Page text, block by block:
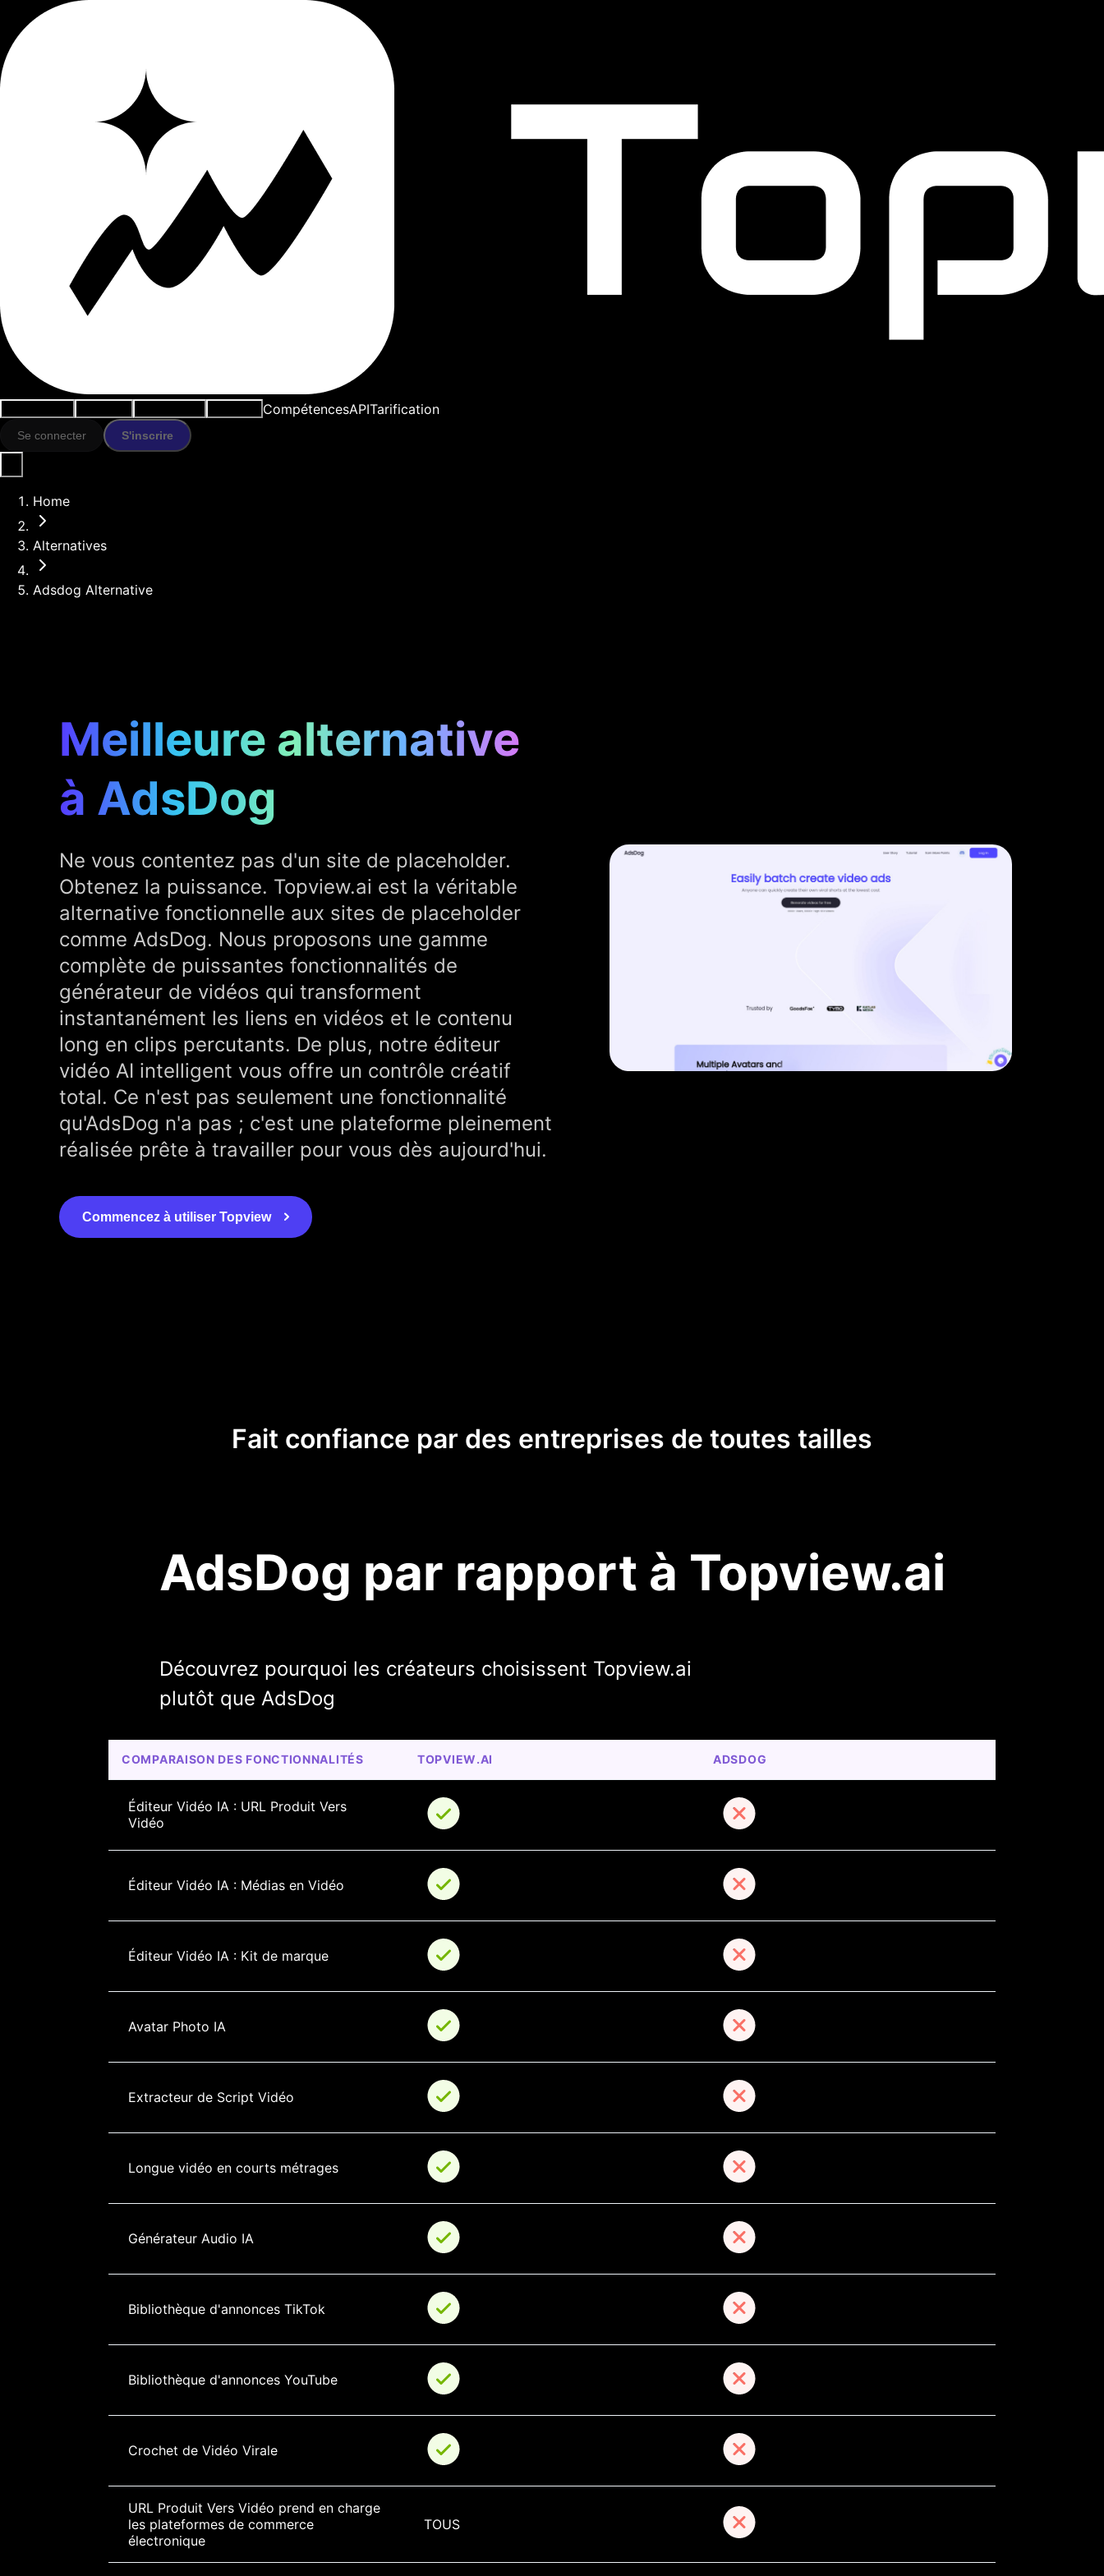
CompétencesAPITarification
Se connecter S'inscrire
Home
Alternatives
Adsdog Alternative
Meilleure alternative
à AdsDog
Ne vous contentez pas d'un site de placeholder.
Obtenez la puissance. Topview.ai est la véritable
alternative fonctionnelle aux sites de placeholder
comme AdsDog. Nous proposons une gamme
complète de puissantes fonctionnalités de
générateur de vidéos qui transforment
instantanément les liens en vidéos et le contenu
long en clips percutants. De plus, notre éditeur
vidéo AI intelligent vous offre un contrôle créatif
total. Ce n'est pas seulement une fonctionnalité
qu'AdsDog n'a pas ; c'est une plateforme pleinement
réalisée prête à travailler pour vous dès aujourd'hui.
Commencez à utiliser Topview
Fait confiance par des entreprises de toutes tailles
AdsDog par rapport à Topview.ai
Découvrez pourquoi les créateurs choisissent Topview.ai
plutôt que AdsDog
COMPARAISON DES FONCTIONNALITÉS TOPVIEW.AI ADSDOG
Éditeur Vidéo IA : URL Produit Vers
Vidéo
Éditeur Vidéo IA : Médias en Vidéo
Éditeur Vidéo IA : Kit de marque
Avatar Photo IA
Extracteur de Script Vidéo
Longue vidéo en courts métrages
Générateur Audio IA
Bibliothèque d'annonces TikTok
Bibliothèque d'annonces YouTube
Crochet de Vidéo Virale
URL Produit Vers Vidéo prend en charge
les plateformes de commerce
électronique
TOUS